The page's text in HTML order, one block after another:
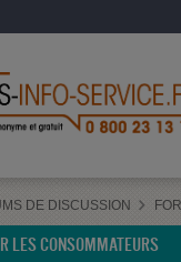
DE DISCUSSION
LES CONSOMMATEURS